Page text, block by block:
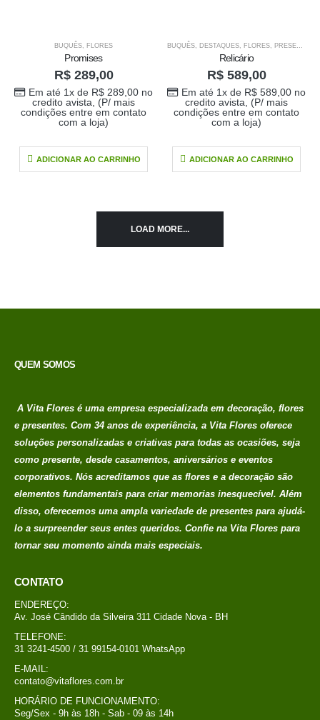
BUQUÊS FLORES
Promises
R$289,00
Em até 1x de R$289,00no
credito avista, (P/ mais
condições entre em contato
com a loja)
ADICIONAR AO CARRINHO
BUQUÊS DESTAQUES FLORES PRESENTE PARA O SEU AMOR
Relicário
R$589,00
Em até 1x de R$589,00no
credito avista, (P/ mais
condições entre em contato
com a loja)
ADICIONAR AO CARRINHO
LOAD MORE...
QUEM SOMOS
A Vita Flores é uma empresa especializada em decoração, flores
e presentes. Com 34 anos de experiência, a Vita Flores oferece
soluções personalizadas e criativas para todas as ocasiões, seja
como presente, desde casamentos, aniversários e eventos
corporativos. Nós acreditamos que as flores e a decoração são
elementos fundamentais para criar memorias inesquecível. Além
disso, oferecemos uma ampla variedade de presentes para ajudá-
lo a surpreender seus entes queridos. Confie na Vita Flores para
tornar seu momento ainda mais especiais.
CONTATO
ENDEREÇO:
Av. José Cândido da Silveira 311 Cidade Nova - BH
TELEFONE:
31 3241-4500 / 31 99154-0101 WhatsApp
E-MAIL:
contato@vitaflores.com.br
HORÁRIO DE FUNCIONAMENTO:
Seg/Sex - 9h às 18h - Sab - 09 às 14h